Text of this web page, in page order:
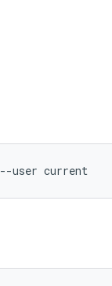
--user current